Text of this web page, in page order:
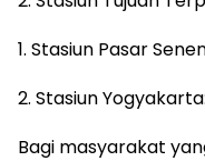
1. Stasiun Pasar
2. Stasiun
Bagi masyarakat